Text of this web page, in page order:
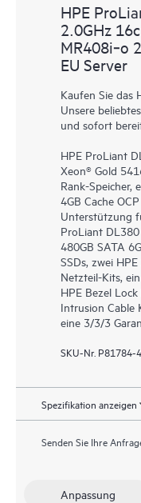
HPE
2.0GHz
MR408i‑o
EU Server
Kaufen Sie das
Unsere
und sofort
HPE ProLiant
Xeon® Gold
Rank-Speicher,
4GB Cache
Unterstützung
ProLiant
480GB SATA
SSDs, zwei
Netzteil-Kits,
HPE Bezel
Intrusion Cable
eine 3/3/3
SKU-Nr. P81784-
Spezifikation anzeigen
Senden Sie Ihre
Anpassung